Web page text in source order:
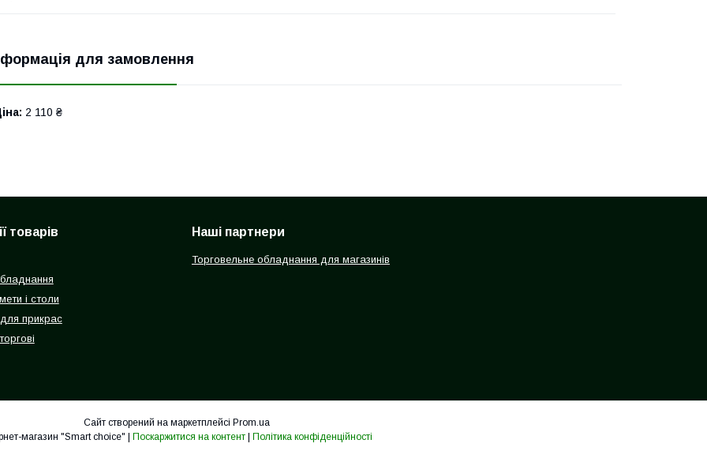
для замовлення
2 110 ₴
товарів
і столи
прикрас
Наші партнери
Торговельне обладнання для магазинів
Сайт створений на маркетплейсі Prom.ua
Інтернет-магазин "Smart choice" | Поскаржитися на контент | Політика конфіденційності